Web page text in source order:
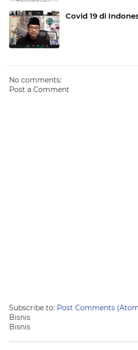
Covid 19 di
No comments:
Post a Comment
Subscribe to: Post Comments
Bisnis
Bisnis